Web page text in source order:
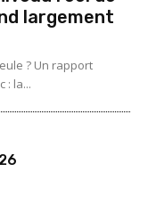
largement
? Un rapport
: la...